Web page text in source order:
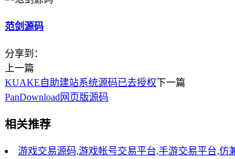
范剑源码
分享到：
上一篇
KUAKE自助建站系统源码已去授权下一篇
PanDownload网页版源码
相关推荐
游戏交易源码,游戏帐号交易平台,手游交易平台,仿